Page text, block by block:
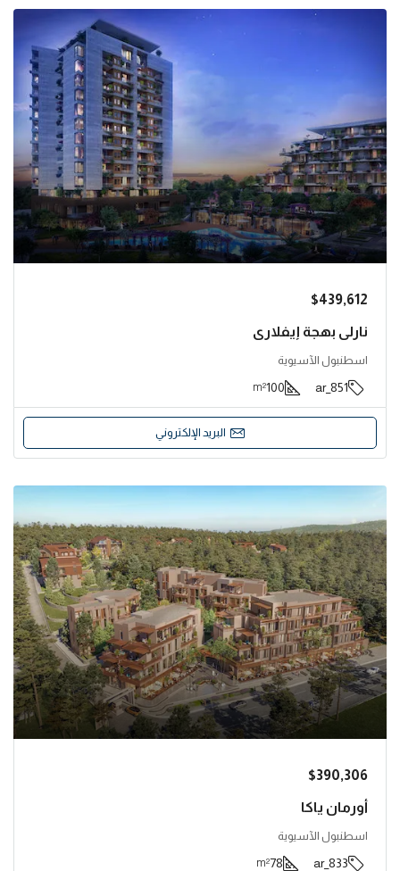
$439,612
نارلي بهجة إيفلاري
اسطنبول الآسيوية
851_ar
100
m²
البريد الإلكتروني
$390,306
أورمان ياكا
اسطنبول الآسيوية
833_ar
78
m²